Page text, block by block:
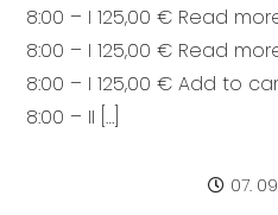
8:00 – I 125,00 € Read
8:00 – I 125,00 € Read
8:00 – I 125,00 € Add to
8:00 – II […]
07.